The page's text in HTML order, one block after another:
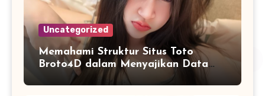
Uncategorized
Memahami Struktur Situs Toto
Broto4D dalam Menyajikan Data
dan Statistik Harian